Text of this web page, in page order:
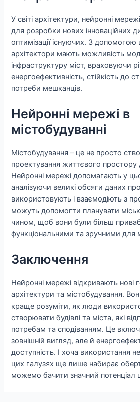
У світі архітектури, нейронні
для розробки нових інноваційних
оптимізації існуючих. З допомогою
архітектори мають можливість
інфраструктуру міст, враховуючи
енергоефективність, стійкість до
потреби мешканців.
Нейронні мережі в
містобудуванні
Містобудування – це не просто
проектування життєвого
Нейронні мережі допомагають у
аналізуючи великі обсяги даних
використовують і взаємодіють з
можуть допомогти планувати
чином, щоб вони були більш
функціональними та зручними для
Заключення
Нейронні мережі відкривають нові
архітектури та містобудування.
краще розуміти, як люди
створювати будівлі та міста, які
потребам та сподіванням. Це
зовнішній вигляд, але й
доступність. І хоча використання
цих галузях ще лише набирає
можемо бачити значний потенціал